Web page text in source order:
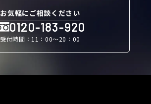
お気軽にご相談ください
0120-183-920
受付時間：11：00〜20：00